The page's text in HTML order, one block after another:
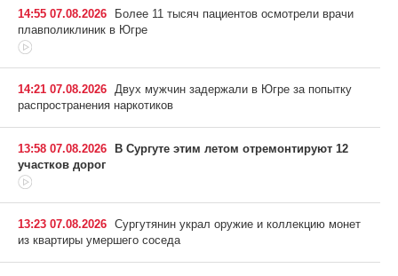
14:55 07.08.2026
Более 11 тысяч пациентов осмотрели врачи
плавполиклиник в Югре
14:21 07.08.2026 Двух мужчин задержали в Югре за попытку
распространения наркотиков
13:58 07.08.2026
В Сургуте этим летом отремонтируют 12
участков дорог
13:23 07.08.2026 Сургутянин украл оружие и коллекцию монет
из квартиры умершего соседа